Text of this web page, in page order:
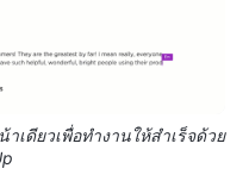
ดียวเพื่อทำงานให้สำเร็จด้วย